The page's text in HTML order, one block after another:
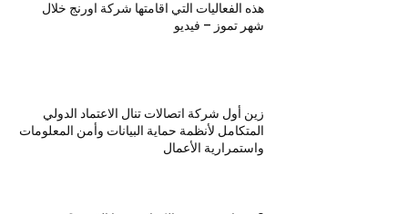
هذه الفعاليات التي اقامتها شركة اورنج خلال
شهر تموز – فيديو
زين أول شركة اتصالات تنال الاعتماد الدولي
المتكامل لأنظمة حماية البيانات وأمن المعلومات
واستمرارية الأعمال